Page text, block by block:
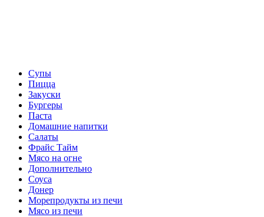
Супы
Пицца
Закуски
Бургеры
Паста
Домашние напитки
Салаты
Фрайс Тайм
Мясо на огне
Дополнительно
Соуса
Донер
Морепродукты из печи
Мясо из печи